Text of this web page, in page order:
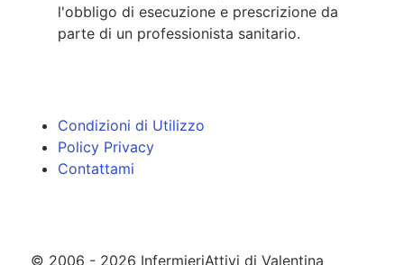
l'obbligo di esecuzione e prescrizione da
parte di un professionista sanitario.
Condizioni di Utilizzo
Policy Privacy
Contattami
© 2006 - 2026 InfermieriAttivi di Valentina